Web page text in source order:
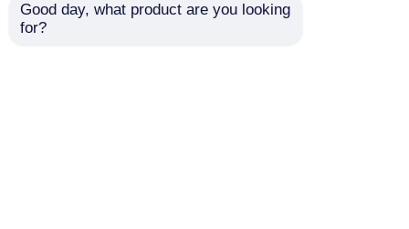
최고의 가격 최고의 가격
Good day, what product are you looking
for?